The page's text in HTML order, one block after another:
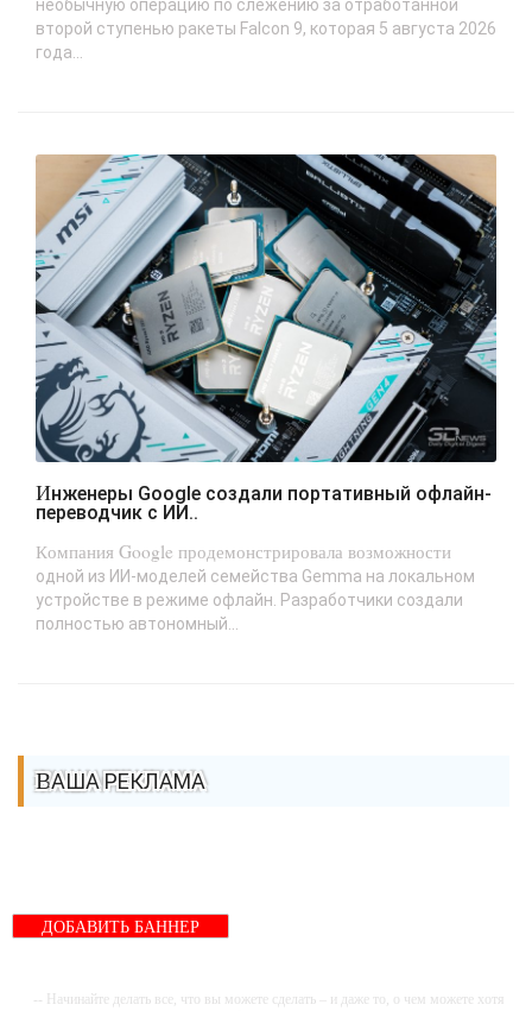
необычную операцию по слежению за отработанной
второй ступенью ракеты Falcon 9, которая 5 августа 2026
года...
Инженеры Google создали портативный офлайн-
переводчик с ИИ..
Компания Google продемонстрировала возможности
одной из ИИ-моделей семейства Gemma на локальном
устройстве в режиме офлайн. Разработчики создали
полностью автономный...
ВАША РЕКЛАМА
ДОБАВИТЬ БАННЕР
-- Начинайте делать все, что вы можете сделать – и даже то, о чем можете хотя